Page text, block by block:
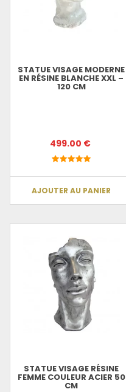
STATUE VISAGE MODERNE
EN RÉSINE BLANCHE XXL –
120 CM
499.00 €
AJOUTER AU PANIER
STATUE VISAGE RÉSINE
FEMME COULEUR ACIER 50
CM